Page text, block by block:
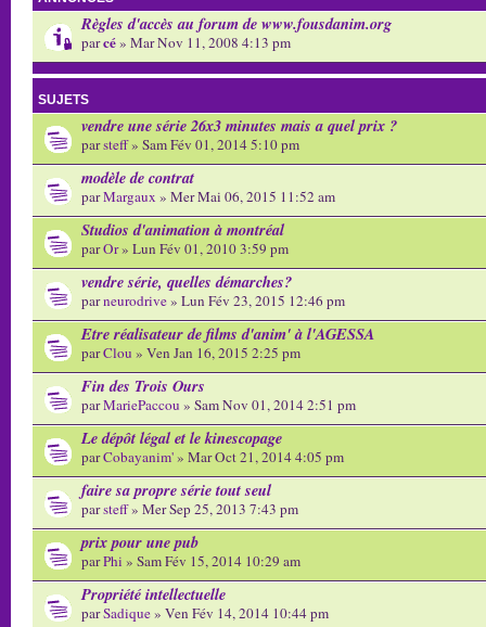
Règles d'accès au forum de www.fousdanim.org
parcé» Mar Nov 11, 2008 4:13 pm
SUJETS
vendre une série 26x3 minutes mais a quel prix ?
parsteff» Sam Fév 01, 2014 5:10 pm
modèle de contrat
parMargaux » Mer Mai 06, 2015 11:52 am
Studios d'animation à montréal
parOr» Lun Fév 01, 2010 3:59 pm
vendre série, quelles démarches?
parneurodrive» Lun Fév 23, 2015 12:46 pm
Etre réalisateur de films d'anim' à l'AGESSA
parClou » Ven Jan 16, 2015 2:25 pm
Fin des Trois Ours
parMariePaccou » Sam Nov 01, 2014 2:51 pm
Le dépôt légal et le kinescopage
parCobayanim'» Mar Oct 21, 2014 4:05 pm
faire sa propre série tout seul
parsteff» Mer Sep 25, 2013 7:43 pm
prix pour une pub
parPhi » Sam Fév 15, 2014 10:29 am
Propriété intellectuelle
parSadique» Ven Fév 14, 2014 10:44 pm